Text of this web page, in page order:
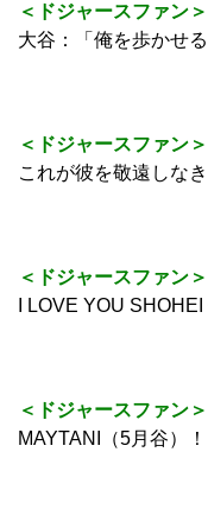
＜ドジャースファン＞
大谷：「俺を歩かせ
＜ドジャースファン＞
これが彼を敬遠しな
＜ドジャースファン＞
I LOVE YOU SHOHEI
＜ドジャースファン＞
MAYTANI（5月谷）！